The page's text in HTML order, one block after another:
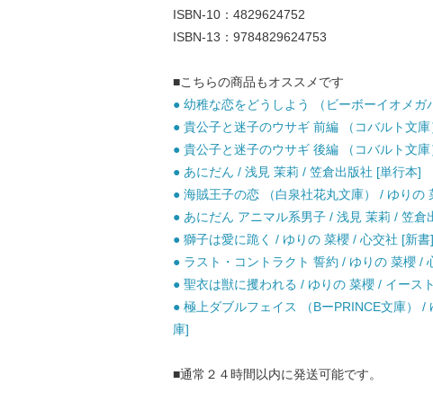
ISBN-10：4829624752
ISBN-13：9784829624753
■こちらの商品もオススメです
● 幼稚な恋をどうしよう （ビーボーイオメ
● 貴公子と迷子のウサギ 前編 （コバルト文
● 貴公子と迷子のウサギ 後編 （コバルト文
● あにだん / 浅見 茉莉 / 笠倉出版社 [単行本]
● 海賊王子の恋 （白泉社花丸文庫） / ゆりの
● あにだん アニマル系男子 / 浅見 茉莉 / 笠倉
● 獅子は愛に跪く / ゆりの 菜櫻 / 心交社 [新書]
● ラスト・コントラクト 誓約 / ゆりの 菜櫻 /
● 聖衣は獣に攫われる / ゆりの 菜櫻 / イース
● 極上ダブルフェイス （BーPRINCE文庫）
庫]
■通常２４時間以内に発送可能です。